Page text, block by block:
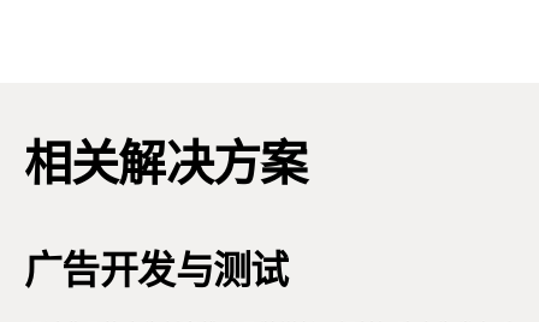
相关解决方案
广告开发与测试